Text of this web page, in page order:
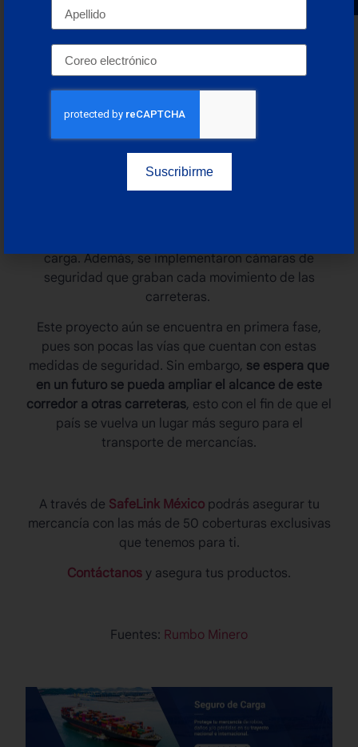
Ante el aumento de hurtos al
implementaron un corredor de seguridad en las
principales vías que llevan hasta el puerto del
Callao. La principal razón de que sea
específicamente en esta área es, como ya se ha
comunes. Esto es porque diariamente son 14 mil los
camiones que mueven mercancías con valores que
rondan los 186 millones de dólares.
carga. Además, se implementaron cámaras de
seguridad que graban cada movimiento de las
carreteras.
Este proyecto aún se encuentra en primera fase,
pues son pocas las vías que cuentan con estas
medidas de seguridad. Sin embargo, se espera que
en un futuro se pueda ampliar el alcance de este
corredor a otras carreteras, esto con el fin de que el
país se vuelva un lugar más seguro para el
transporte de mercancías.
A través de SafeLink Méxicopodrás asegurar tu
mercancía con las más de 50 coberturas exclusivas
que tenemos para ti.
Contáctanos y asegura tus productos.
Fuentes: Rumbo Minero
Suscribirme